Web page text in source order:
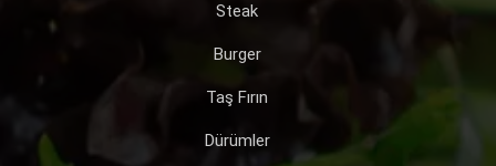
Steak
Burger
Taş Fırın
Dürümler